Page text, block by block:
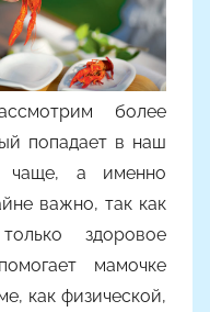
более
попадает в наш
чаще, а именно
важно, так как
здоровое
мамочке
как физической,